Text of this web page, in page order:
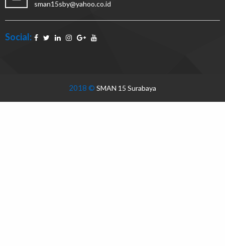
sman15sby@yahoo.co.id
Social:
2018 © SMAN 15 Surabaya